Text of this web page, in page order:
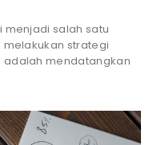
menjadi salah satu
melakukan strategi
adalah mendatangkan